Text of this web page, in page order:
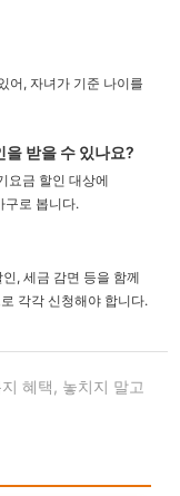
어, 자녀가 기준 나이를
받을 수 있나요?
요금 할인 대상에
구로 봅니다.
, 세금 감면 등을 함께
각각 신청해야 합니다.
혜택, 놓치지 말고